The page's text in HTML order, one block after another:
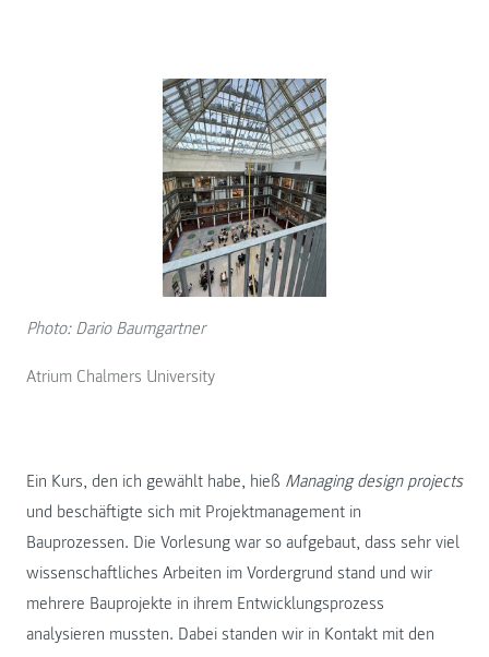
Photo: Dario Baumgartner
Atrium Chalmers University
Ein Kurs, den ich gewählt habe, hieß Managing design projects
und beschäftigte sich mit Projektmanagement in
Bauprozessen. Die Vorlesung war so aufgebaut, dass sehr viel
wissenschaftliches Arbeiten im Vordergrund stand und wir
mehrere Bauprojekte in ihrem Entwicklungsprozess
analysieren mussten. Dabei standen wir in Kontakt mit den